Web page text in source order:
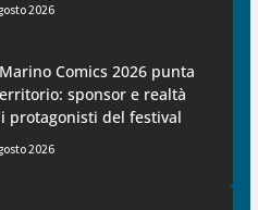
2026
Comics 2026 punta
sponsor e realtà
protagonisti del festival
2026